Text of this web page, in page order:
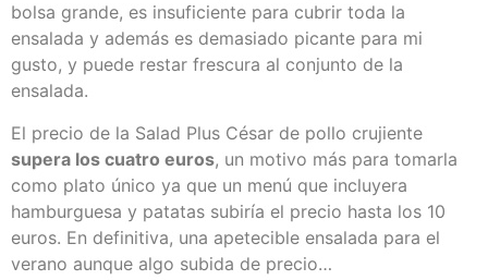
bolsa grande, es insuficiente para cubrir toda la
ensalada y además es demasiado picante para mi
gusto, y puede restar frescura al conjunto de la
ensalada.
El precio de la Salad Plus César de pollo crujiente
supera los cuatro euros, un motivo más para tomarla
como plato único ya que un menú que incluyera
hamburguesa y patatas subiría el precio hasta los 10
euros. En definitiva, una apetecible ensalada para el
verano aunque algo subida de precio…